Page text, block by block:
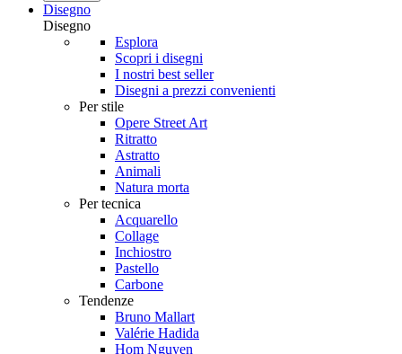
Disegno
Disegno
Esplora
Scopri i disegni
I nostri best seller
Disegni a prezzi convenienti
Per stile
Opere Street Art
Ritratto
Astratto
Animali
Natura morta
Per tecnica
Acquarello
Collage
Inchiostro
Pastello
Carbone
Tendenze
Bruno Mallart
Valérie Hadida
Hom Nguyen